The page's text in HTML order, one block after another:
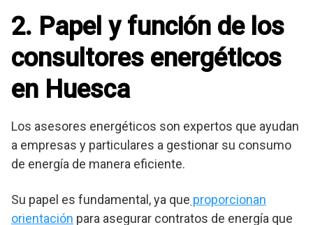
2. Papel y función de los
consultores energéticos
en Huesca
Los asesores energéticos son expertos que ayudan
a empresas y particulares a gestionar su consumo
de energía de manera eficiente.
Su papel es fundamental, ya que proporcionan
orientación para asegurar contratos de energía que